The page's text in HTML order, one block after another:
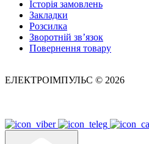
Історія замовлень
Закладки
Розсилка
Зворотній зв’язок
Повернення товару
ЕЛЕКТРОІМПУЛЬС © 2026